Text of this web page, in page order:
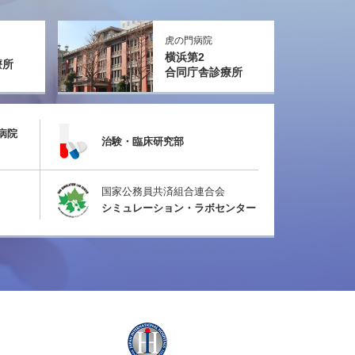
所
虎の門病院
横浜第2
合同庁舎診療所
院
治験・臨床研究部
国家公務員共済組合連合会
シミュレーション・ラボセンター